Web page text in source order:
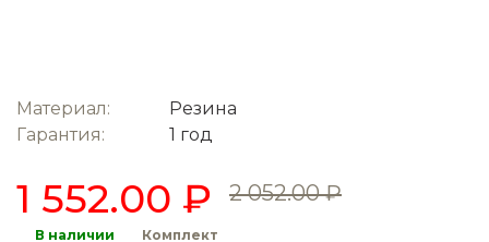
Материал:
Резина
Гарантия:
1 год
1 552.00 ₽ 2 052.00 ₽
В наличии Комплект